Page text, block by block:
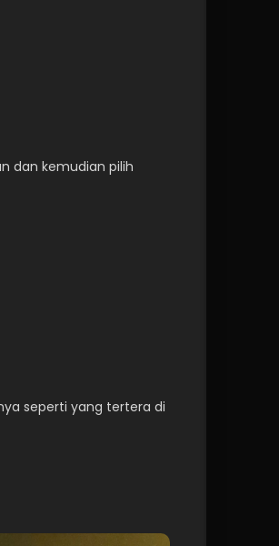
dan kemudian pilih
seperti yang tertera di